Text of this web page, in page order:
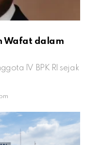
Wafat dalam
IV BPK RI sejak